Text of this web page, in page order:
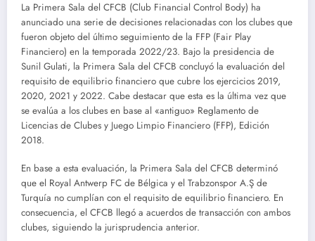
La Primera Sala del CFCB (Club Financial Control Body) ha
anunciado una serie de decisiones relacionadas con los clubes que
fueron objeto del último seguimiento de la FFP (Fair Play
Financiero) en la temporada 2022/23. Bajo la presidencia de
Sunil Gulati, la Primera Sala del CFCB concluyó la evaluación del
requisito de equilibrio financiero que cubre los ejercicios 2019,
2020, 2021 y 2022. Cabe destacar que esta es la última vez que
se evalúa a los clubes en base al «antiguo» Reglamento de
Licencias de Clubes y Juego Limpio Financiero (FFP), Edición
2018.
En base a esta evaluación, la Primera Sala del CFCB determinó
que el Royal Antwerp FC de Bélgica y el Trabzonspor A.Ş de
Turquía no cumplían con el requisito de equilibrio financiero. En
consecuencia, el CFCB llegó a acuerdos de transacción con ambos
clubes, siguiendo la jurisprudencia anterior.